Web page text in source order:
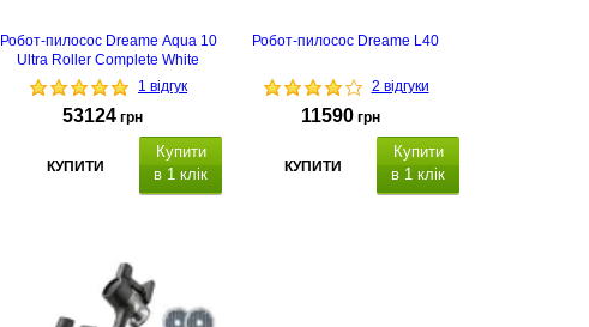
Робот-пилосос Dreame Aqua 10
Ultra Roller Complete White
1 відгук
53124 грн
КУПИТИ
Купити
в 1 клік
Робот-пилосос Dreame L40
2 відгуки
11590 грн
КУПИТИ
Купити
в 1 клік